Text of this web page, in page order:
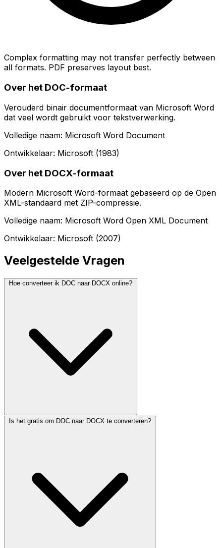
Complex formatting may not transfer perfectly between
all formats. PDF preserves layout best.
Over het DOC-formaat
Verouderd binair documentformaat van Microsoft Word
dat veel wordt gebruikt voor tekstverwerking.
Volledige naam: Microsoft Word Document
Ontwikkelaar: Microsoft (1983)
Over het DOCX-formaat
Modern Microsoft Word-formaat gebaseerd op de Open
XML-standaard met ZIP-compressie.
Volledige naam: Microsoft Word Open XML Document
Ontwikkelaar: Microsoft (2007)
Veelgestelde Vragen
Hoe converteer ik DOC naar DOCX online?
Is het gratis om DOC naar DOCX te converteren?